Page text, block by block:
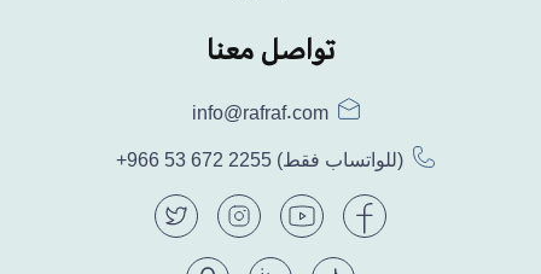
تواصل معنا
info@rafraf.com
+966 53 672 2255 (للواتساب فقط)